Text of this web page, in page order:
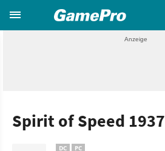
Spirit of Speed 1937
DC PC